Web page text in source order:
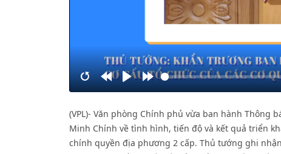
RestartRewindPlay Forward
(VPL)- Văn phòng Chính phủ vừa ban hành Thông
Minh Chính về tình hình, tiến độ và kết quả triển
chính quyền địa phương 2 cấp. Thủ tướng ghi